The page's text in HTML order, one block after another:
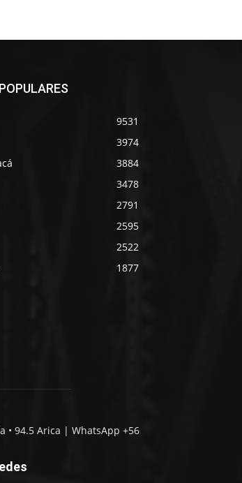
9531
3974
3884
3478
2791
2595
2522
1877
• 94.5 Arica | WhatsApp +56